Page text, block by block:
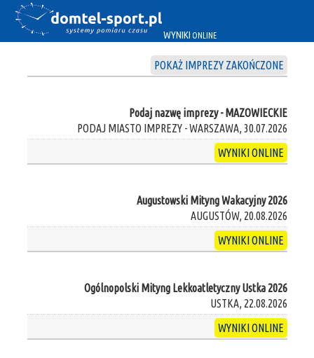
WYNIKI ONLINE
POKAŻ IMPREZY ZAKOŃCZONE
Podaj nazwę imprezy - MAZOWIECKIE
PODAJ MIASTO IMPREZY - WARSZAWA, 30.07.2026
WYNIKI ONLINE
Augustowski Mityng Wakacyjny 2026
AUGUSTÓW, 20.08.2026
WYNIKI ONLINE
Ogólnopolski Mityng Lekkoatletyczny Ustka 2026
USTKA, 22.08.2026
WYNIKI ONLINE